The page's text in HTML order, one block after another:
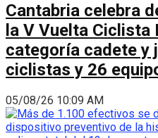
Cantabria celebra
la V Vuelta Ciclista
categoría cadete y
ciclistas y 26
05/08/26 10:09 AM